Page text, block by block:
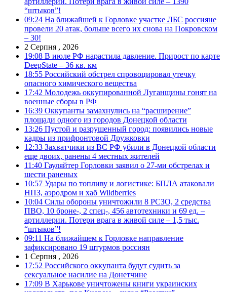
“штыков”!
09:24 На ближайшей к Горловке участке ЛБС россияне
провели 20 атак, больше всего их снова на Покровском
– 30!
2 Серпня , 2026
19:08 В июле РФ нарастила давление. Прирост по карте
DeepState – 36 кв. км
18:55 Российский обстрел спровоцировал утечку
опасного химического вещества
17:42 Молодежь оккупированной Луганщины гонят на
военные сборы в РФ
16:39 Оккупанты замахнулись на “расширение”
площади одного из городов Донецкой области
13:26 Пустой и разрушенный город: появились новые
кадры из прифронтовой Дружковки
12:33 Захватчики из ВС РФ убили в Донецкой области
еще двоих, ранены 4 местных жителей
11:40 Гауляйтер Горловки заявил о 27-ми обстрелах и
шести раненых
10:57 Удары по топливу и логистике: БПЛА атаковали
НПЗ, аэродром и хаб Wildberries
10:04 Силы обороны уничтожили 8 РСЗО, 2 средства
ПВО, 10 броне-, 2 спец-, 456 автотехники и 69 ед. –
артиллерии. Потери врага в живой силе – 1,5 тыс.
“штыков”!
09:11 На ближайшем к Горловке направление
зафиксировано 19 штурмов россиян
1 Серпня , 2026
17:52 Российского оккупанта будут судить за
сексуальное насилие на Донетчине
17:09 В Харькове уничтожены книги украинских